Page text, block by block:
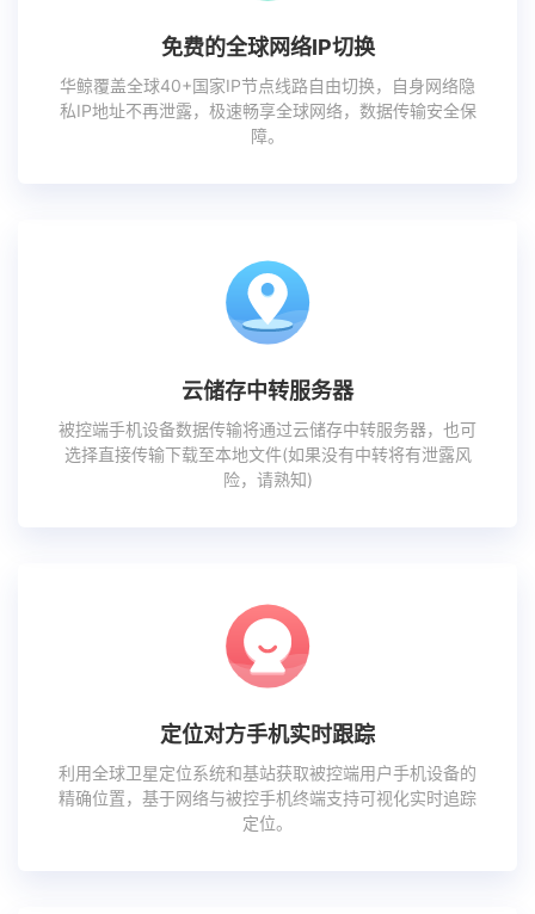
免费的全球网络IP切换
华鲸覆盖全球40+国家IP节点线路自由切换，自身网络隐
私IP地址不再泄露，极速畅享全球网络，数据传输安全保
障。
云储存中转服务器
被控端手机设备数据传输将通过云储存中转服务器，也可
选择直接传输下载至本地文件(如果没有中转将有泄露风
险，请熟知)
定位对方手机实时跟踪
利用全球卫星定位系统和基站获取被控端用户手机设备的
精确位置，基于网络与被控手机终端支持可视化实时追踪
定位。